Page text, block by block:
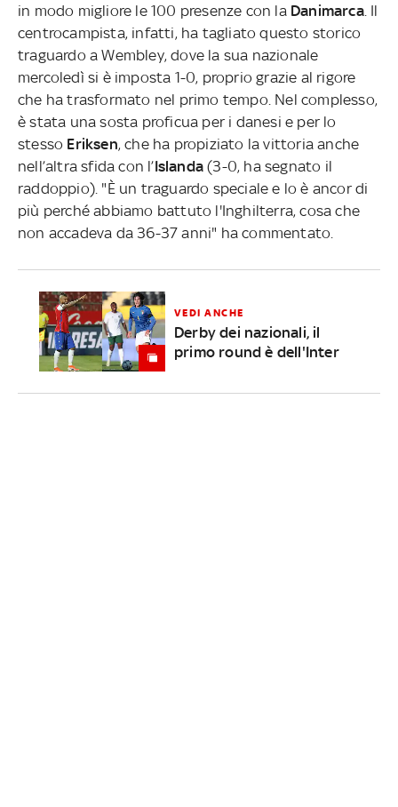
in modo migliore le 100 presenze con la Danimarca. Il
centrocampista, infatti, ha tagliato questo storico
traguardo a Wembley, dove la sua nazionale
mercoledì si è imposta 1-0, proprio grazie al rigore
che ha trasformato nel primo tempo. Nel complesso,
è stata una sosta proficua per i danesi e per lo
stesso Eriksen, che ha propiziato la vittoria anche
nell’altra sfida con l’Islanda (3-0, ha segnato il
raddoppio). "È un traguardo speciale e lo è ancor di
più perché abbiamo battuto l'Inghilterra, cosa che
non accadeva da 36-37 anni" ha commentato.
VEDI ANCHE
Derby dei nazionali, il
primo round è dell'Inter